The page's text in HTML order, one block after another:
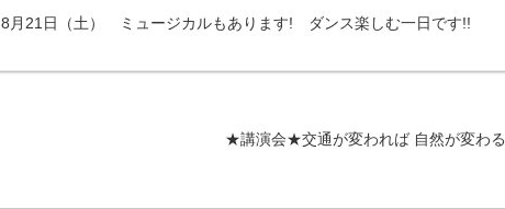
8月21日（土） ミュージカルもあります! ダンス楽しむ一日です!!
★講演会★交通が変われば 自然が変わる